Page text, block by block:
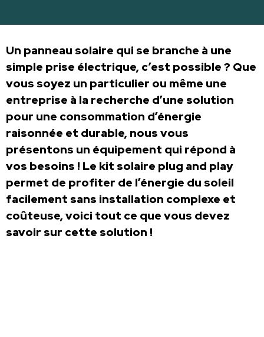
Un panneau solaire qui se branche à une
simple prise électrique, c’est possible ? Que
vous soyez un particulier ou même une
entreprise à la recherche d’une solution
pour une consommation d’énergie
raisonnée et durable, nous vous
présentons un équipement qui répond à
vos besoins ! Le kit solaire plug and play
permet de profiter de l’énergie du soleil
facilement sans installation complexe et
coûteuse, voici tout ce que vous devez
savoir sur cette solution !